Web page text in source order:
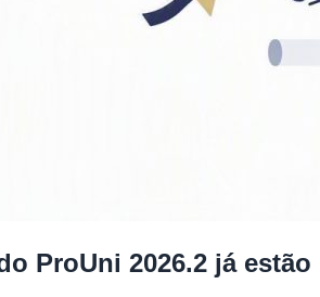
ProUni 2026.2 já estão